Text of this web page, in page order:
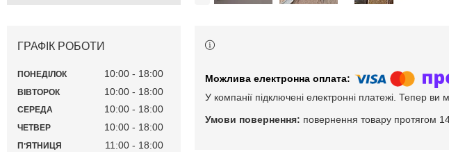
У компанії підключені електронні платежі. Тепер
повернення товару протягом
ГРАФІК РОБОТИ
ПОНЕДІЛОК 10:00 18:00
ВІВТОРОК 10:00 18:00
СЕРЕДА 10:00 18:00
ЧЕТВЕР 10:00 18:00
ПʼЯТНИЦЯ 11:00 18:00